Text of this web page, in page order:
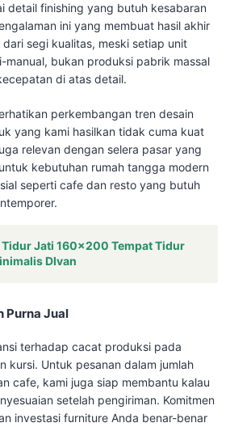
detail finishing yang butuh kesabaran
ini yang membuat hasil akhir
segi kualitas, meski setiap unit
manual, bukan produksi pabrik massal
di atas detail.
perkembangan tren desain
yang kami hasilkan tidak cuma kuat
relevan dengan selera pasar yang
kebutuhan rumah tangga modern
seperti cafe dan resto yang butuh
Tidur Jati 160×200 Tempat Tidur
DIvan
Purna Jual
terhadap cacat produksi pada
kursi. Untuk pesanan dalam jumlah
cafe, kami juga siap membantu kalau
setelah pengiriman. Komitmen
investasi furniture Anda benar-benar